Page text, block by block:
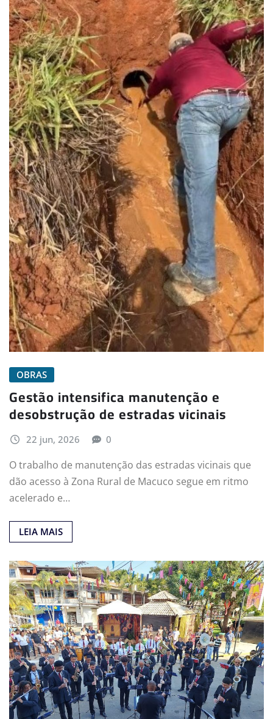
OBRAS
Gestão intensifica manutenção e
desobstrução de estradas vicinais
22 jun, 2026 0
O trabalho de manutenção das estradas vicinais que
dão acesso à Zona Rural de Macuco segue em ritmo
acelerado e…
LEIA MAIS